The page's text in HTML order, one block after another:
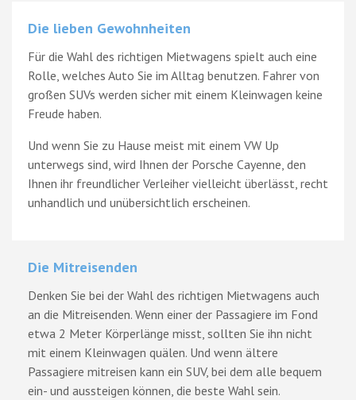
Die lieben Gewohnheiten
Für die Wahl des richtigen Mietwagens spielt auch eine
Rolle, welches Auto Sie im Alltag benutzen. Fahrer von
großen SUVs werden sicher mit einem Kleinwagen keine
Freude haben.
Und wenn Sie zu Hause meist mit einem VW Up
unterwegs sind, wird Ihnen der Porsche Cayenne, den
Ihnen ihr freundlicher Verleiher vielleicht überlässt, recht
unhandlich und unübersichtlich erscheinen.
Die Mitreisenden
Denken Sie bei der Wahl des richtigen Mietwagens auch
an die Mitreisenden. Wenn einer der Passagiere im Fond
etwa 2 Meter Körperlänge misst, sollten Sie ihn nicht
mit einem Kleinwagen quälen. Und wenn ältere
Passagiere mitreisen kann ein SUV, bei dem alle bequem
ein- und aussteigen können, die beste Wahl sein.